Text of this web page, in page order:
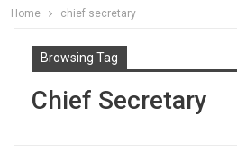
Home chief secretary
Browsing Tag
Chief Secretary